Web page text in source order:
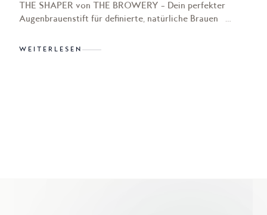
THE SHAPER von THE BROWERY – Dein perfekter
Augenbrauenstift für definierte, natürliche Brauen
WEITERLESEN